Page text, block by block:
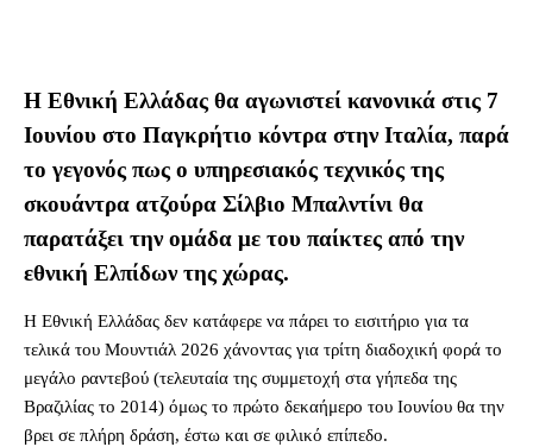
Η Εθνική Ελλάδας θα αγωνιστεί κανονικά στις 7
Ιουνίου στο Παγκρήτιο κόντρα στην Ιταλία, παρά
το γεγονός πως ο υπηρεσιακός τεχνικός της
σκουάντρα ατζούρα Σίλβιο Μπαλντίνι θα
παρατάξει την ομάδα με του παίκτες από την
εθνική Ελπίδων της χώρας.
Η Εθνική Ελλάδας δεν κατάφερε να πάρει το εισιτήριο για τα
τελικά του Μουντιάλ 2026 χάνοντας για τρίτη διαδοχική φορά το
μεγάλο ραντεβού (τελευταία της συμμετοχή στα γήπεδα της
Βραζιλίας το 2014) όμως το πρώτο δεκαήμερο του Ιουνίου θα την
βρει σε πλήρη δράση, έστω και σε φιλικό επίπεδο.